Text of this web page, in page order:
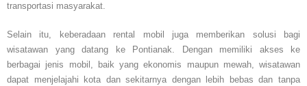
transportasi masyarakat.
Selain itu, keberadaan rental mobil juga memberikan solusi bagi
wisatawan yang datang ke Pontianak. Dengan memiliki akses ke
berbagai jenis mobil, baik yang ekonomis maupun mewah, wisatawan
dapat menjelajahi kota dan sekitarnya dengan lebih bebas dan tanpa